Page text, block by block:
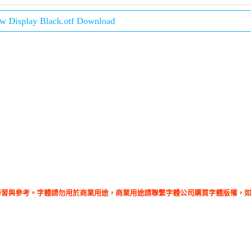
Display Black.otf Download
與參考。字體請勿用於商業用途，商業用途請聯繫字體公司購買字體版權，如